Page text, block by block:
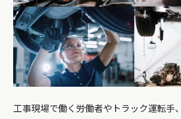
工事現場で働く労働者やトラック運転手